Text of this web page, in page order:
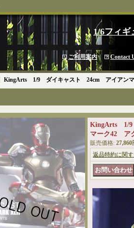
1/6フィ
ご利用案内｜ Contact
KingArts 1/9 ダイキャスト 24cm アイアン
KingArts 1/
マーク42 ア
販売価格: 27,860
返品特約に関